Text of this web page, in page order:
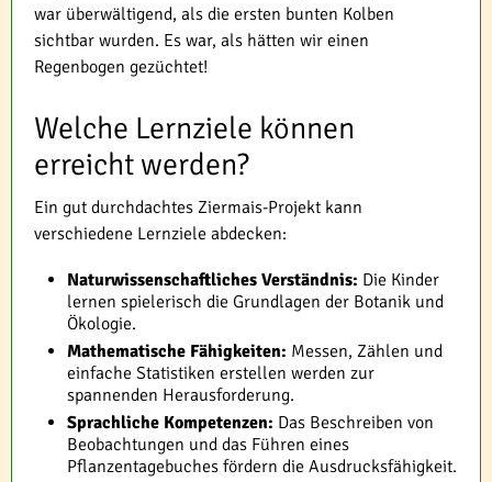
war überwältigend, als die ersten bunten Kolben
sichtbar wurden. Es war, als hätten wir einen
Regenbogen gezüchtet!
Welche Lernziele können
erreicht werden?
Ein gut durchdachtes Ziermais-Projekt kann
verschiedene Lernziele abdecken:
Naturwissenschaftliches Verständnis: Die Kinder
lernen spielerisch die Grundlagen der Botanik und
Ökologie.
Mathematische Fähigkeiten: Messen, Zählen und
einfache Statistiken erstellen werden zur
spannenden Herausforderung.
Sprachliche Kompetenzen: Das Beschreiben von
Beobachtungen und das Führen eines
Pflanzentagebuches fördern die Ausdrucksfähigkeit.